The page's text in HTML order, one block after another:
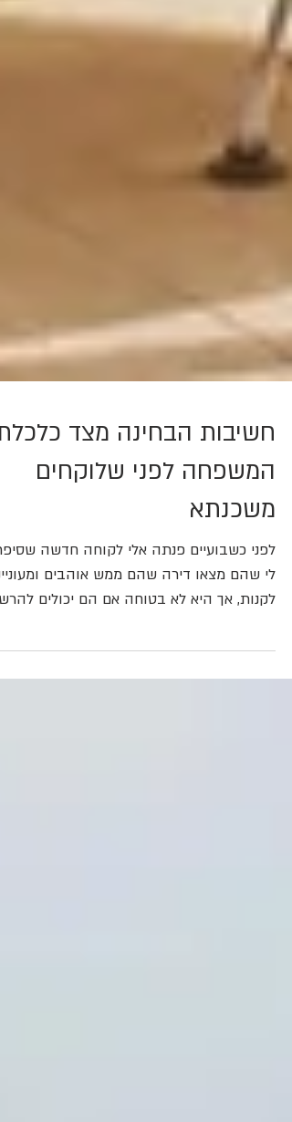
חשיבות הבחינה מצד
משכנתא
לפני כשבועיים פנתה אלי לקוחה חדשה
לקנות, אך היא לא בטוחה אם הם יכולים
לעצמם...